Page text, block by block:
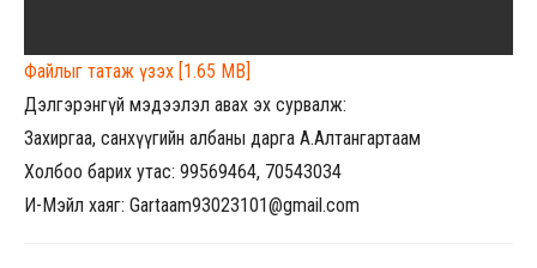
Файлыг татаж үзэх [1.65 MB]
Дэлгэрэнгүй мэдээлэл авах эх сурвалж:
Захиргаа, санхүүгийн албаны дарга А.Алтангартаам
Холбоо барих утас: 99569464, 70543034
И-Мэйл хаяг: Gartaam93023101@gmail.com